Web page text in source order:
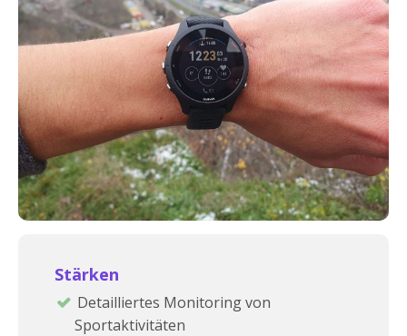
Stärken
Detailliertes Monitoring von
Sportaktivitäten